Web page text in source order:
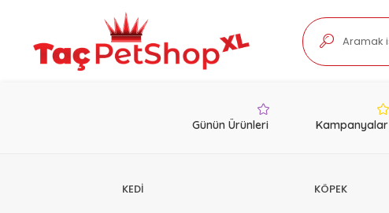
Günün Ürünleri Kampanyalar
KEDİ KÖPEK